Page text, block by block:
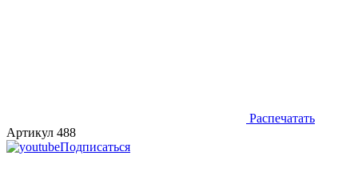
Распечатать
Артикул 488
Подписаться